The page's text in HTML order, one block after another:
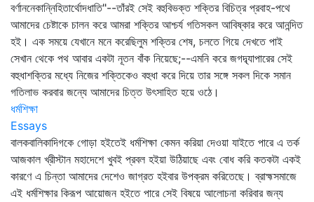
বর্ণাননেকান্নিহিতার্থোদধাতি"--তাঁরই সেই বহুবিভক্ত শক্তির বিচিত্র প্রবাহ-পথে
আমাদের চেষ্টাকে চালন করে আমরা শক্তির আশ্চর্য গতিসকল আবিষ্কার করে আনন্দিত
হই। এক সময়ে যেখানে মনে করেছিলুম শক্তির শেষ, চলতে গিয়ে দেখতে পাই
সেখান থেকে পথ আবার একটা নূতন বাঁক নিয়েছে;--এমনি করে জগদ্ব্যাপারের সেই
বহুধাশক্তির মধ্যে নিজের শক্তিকেও বহুধা করে দিয়ে তার সঙ্গে সকল দিকে সমান
গতিলাভ করবার জন্যে আমাদের চিত্ত উৎসাহিত হয়ে ওঠে।
ধর্মশিক্ষা
Essays
বালকবালিকাদিগকে গোড়া হইতেই ধর্মশিক্ষা কেমন করিয়া দেওয়া যাইতে পারে এ তর্ক
আজকাল খ্রীস্টান মহাদেশে খুবই প্রবল হইয়া উঠিয়াছে এবং বোধ করি কতকটা একই
কারণে এ চিন্তা আমাদের দেশেও জাগ্রত হইবার উপক্রম করিতেছে। ব্রাহ্মসমাজে
এই ধর্মশিক্ষার কিরূপ আয়োজন হইতে পারে সেই বিষয়ে আলোচনা করিবার জন্য